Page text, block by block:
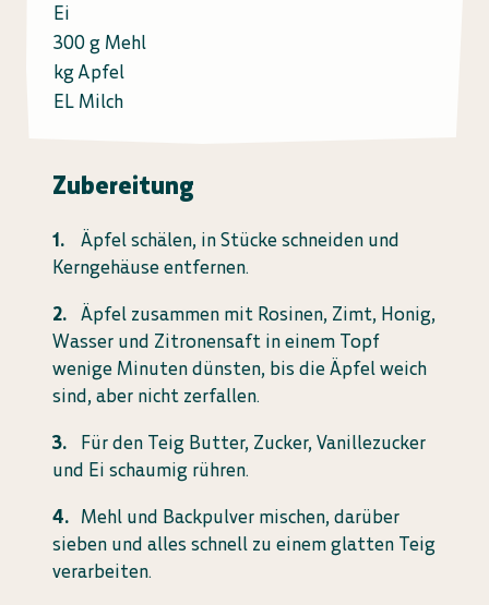
Ei
300 g Mehl
kg Apfel
EL Milch
Zubereitung
Äpfel schälen, in Stücke schneiden und
Kerngehäuse entfernen.
Äpfel zusammen mit Rosinen, Zimt, Honig,
Wasser und Zitronensaft in einem Topf
wenige Minuten dünsten, bis die Äpfel weich
sind, aber nicht zerfallen.
Für den Teig Butter, Zucker, Vanillezucker
und Ei schaumig rühren.
Mehl und Backpulver mischen, darüber
sieben und alles schnell zu einem glatten Teig
verarbeiten.